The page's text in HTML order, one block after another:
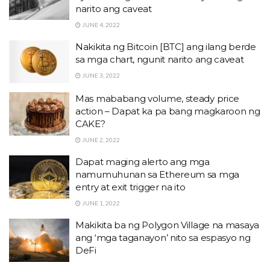
narito ang caveat
JUNE 4, 2022
Nakikita ng Bitcoin [BTC] ang ilang berde
sa mga chart, ngunit narito ang caveat
JUNE 3, 2022
Mas mababang volume, steady price
action – Dapat ka pa bang magkaroon ng
CAKE?
JUNE 2, 2022
Dapat maging alerto ang mga
namumuhunan sa Ethereum sa mga
entry at exit trigger na ito
JUNE 1, 2022
Makikita ba ng Polygon Village na masaya
ang ‘mga taganayon’ nito sa espasyo ng
DeFi